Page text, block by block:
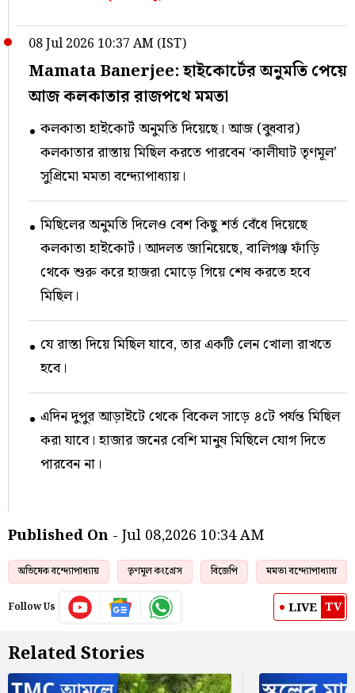
08 Jul 2026 10:37 AM (IST)
Mamata Banerjee: হাইকোর্টের অনুমতি পেয়ে
আজ কলকাতার রাজপথে মমতা
কলকাতা হাইকোর্ট অনুমতি দিয়েছে। আজ (বুধবার)
কলকাতার রাস্তায় মিছিল করতে পারবেন ‘কালীঘাট তৃণমূল’
সুপ্রিমো মমতা বন্দ্যোপাধ্যায়।
মিছিলের অনুমতি দিলেও বেশ কিছু শর্ত বেঁধে দিয়েছে
কলকাতা হাইকোর্ট। আদলত জানিয়েছে, বালিগঞ্জ ফাঁড়ি
থেকে শুরু করে হাজরা মোড়ে গিয়ে শেষ করতে হবে
মিছিল।
যে রাস্তা দিয়ে মিছিল যাবে, তার একটি লেন খোলা রাখতে
হবে।
এদিন দুপুর আড়াইটে থেকে বিকেল সাড়ে ৪টে পর্যন্ত মিছিল
করা যাবে। হাজার জনের বেশি মানুষ মিছিলে যোগ দিতে
পারবেন না।
Published On - Jul 08,2026 10:34 AM
অভিষেক বন্দ্যোপাধ্যায় তৃণমূল কংগ্রেস বিজেপি মমতা বন্দ্যোপাধ্যায়
Follow Us LIVE TV
Related Stories